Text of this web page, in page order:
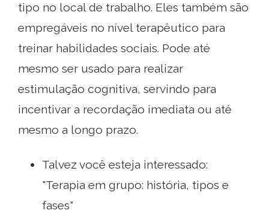
tipo no local de trabalho. Eles também são
empregáveis ​​no nível terapêutico para
treinar habilidades sociais. Pode até
mesmo ser usado para realizar
estimulação cognitiva, servindo para
incentivar a recordação imediata ou até
mesmo a longo prazo.
Talvez você esteja interessado:
"Terapia em grupo: história, tipos e
fases"